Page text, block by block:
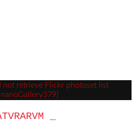
not retrieve Flickr photoset list